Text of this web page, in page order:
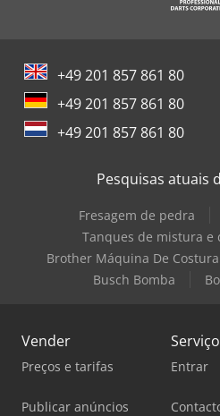
+49 201 857 861 80
+49 201 857 861 80
+49 201 857 861 80
Pesquisas atuais
Fresagem de pedra
Tanques de mistura e
Brother Máquina De Costura
Busch Bomba
Vender
Preços e tarifas
Publicar anúncios
Entrar